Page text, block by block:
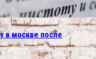
в москве после